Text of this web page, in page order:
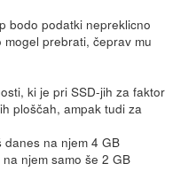
bodo podatki nepreklicno
prebrati, čeprav mu
ki je pri SSD-jih za faktor
ploščah, ampak tudi za
danes na njem 4 GB
njem samo še 2 GB